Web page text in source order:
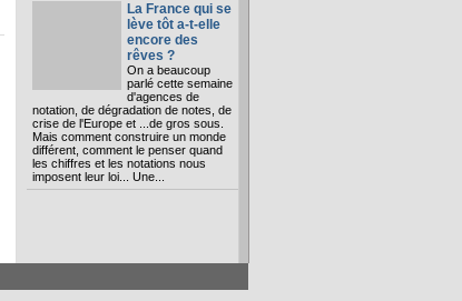
La France qui se
lève tôt a-t-elle
encore des
rêves ?
On a beaucoup
parlé cette semaine
d'agences de
notation, de dégradation de notes, de
crise de l'Europe et ...de gros sous.
Mais comment construire un monde
différent, comment le penser quand
les chiffres et les notations nous
imposent leur loi... Une...